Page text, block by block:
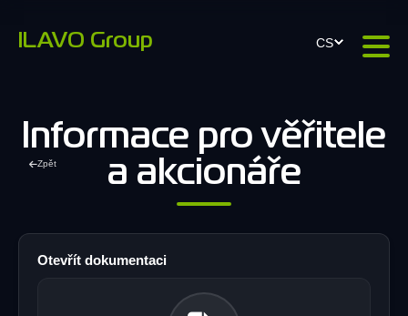
ILAVO Group CS
Zpět
Informace pro věřitele
a akcionáře
Otevřít dokumentaci